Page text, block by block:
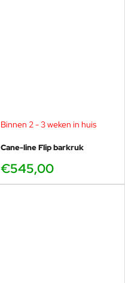
Binnen 2 - 3 weken in huis
Cane-line Flip barkruk
€545,00